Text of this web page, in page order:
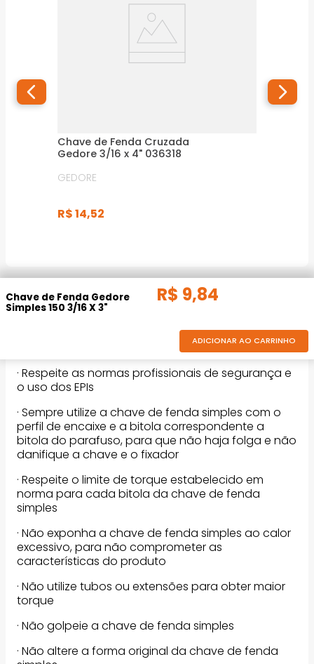
Chave de Fenda Cruzada
Gedore 3/16 x 4" 036318
GEDORE
R$14,52
Chave de Fenda Gedore
Simples 150 3/16 X 3"
R$ 9,84
ADICIONAR AO CARRINHO
DESCRIÇÃO DO PRODUTO
· Respeite as normas profissionais de segurança e
o uso dos EPIs
· Sempre utilize a chave de fenda simples com o
perfil de encaixe e a bitola correspondente a
bitola do parafuso, para que não haja folga e não
danifique a chave e o fixador
· Respeite o limite de torque estabelecido em
norma para cada bitola da chave de fenda
simples
· Não exponha a chave de fenda simples ao calor
excessivo, para não comprometer as
características do produto
· Não utilize tubos ou extensões para obter maior
torque
· Não golpeie a chave de fenda simples
· Não altere a forma original da chave de fenda